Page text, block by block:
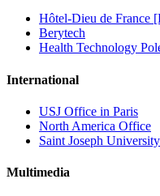
Hôtel-Dieu de France
Berytech
Health Technology
International
USJ Office in Paris
North America Office
Saint Joseph
Multimedia